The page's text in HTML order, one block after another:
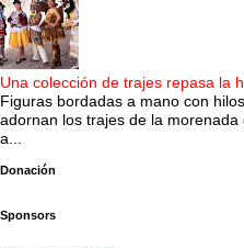
Una colección de trajes repasa la
Figuras bordadas a mano con
adornan los trajes de la
a...
Donación
Sponsors